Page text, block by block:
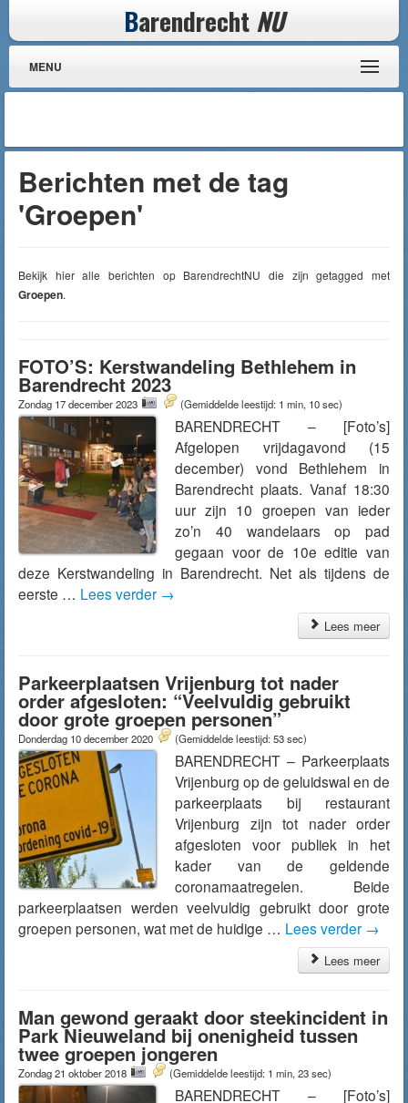
Barendrecht NU
MENU
Berichten met de tag
'Groepen'
Bekijk hier alle berichten op BarendrechtNU die zijn getagged met
Groepen.
FOTO’S: Kerstwandeling Bethlehem in
Barendrecht 2023
Zondag 17 december 2023 (Gemiddelde leestijd: 1 min, 10 sec)
BARENDRECHT – [Foto’s]
Afgelopen vrijdagavond (15
december) vond Bethlehem in
Barendrecht plaats. Vanaf 18:30
uur zijn 10 groepen van ieder
zo’n 40 wandelaars op pad
gegaan voor de 10e editie van
deze Kerstwandeling in Barendrecht. Net als tijdens de
eerste … Lees verder →
Lees meer
Parkeerplaatsen Vrijenburg tot nader
order afgesloten: “Veelvuldig gebruikt
door grote groepen personen”
Donderdag 10 december 2020 (Gemiddelde leestijd: 53 sec)
BARENDRECHT – Parkeerplaats
Vrijenburg op de geluidswal en de
parkeerplaats bij restaurant
Vrijenburg zijn tot nader order
afgesloten voor publiek in het
kader van de geldende
coronamaatregelen. Beide
parkeerplaatsen werden veelvuldig gebruikt door grote
groepen personen, wat met de huidige … Lees verder →
Lees meer
Man gewond geraakt door steekincident in
Park Nieuweland bij onenigheid tussen
twee groepen jongeren
Zondag 21 oktober 2018 (Gemiddelde leestijd: 1 min, 23 sec)
BARENDRECHT – [Foto’s]